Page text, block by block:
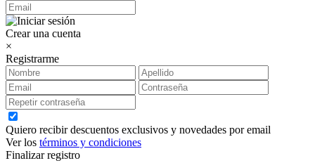
Crear una cuenta
×
Registrarme
Quiero recibir descuentos exclusivos y novedades por email
Ver los términos y condiciones
Finalizar registro